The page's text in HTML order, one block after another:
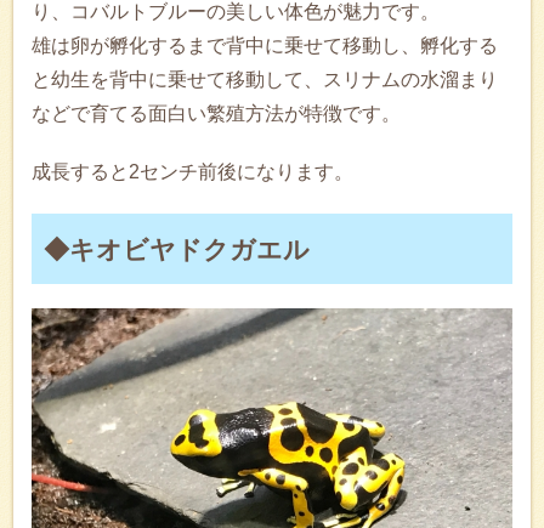
り、コバルトブルーの美しい体色が魅力です。
雄は卵が孵化するまで背中に乗せて移動し、孵化する
と幼生を背中に乗せて移動して、スリナムの水溜まり
などで育てる面白い繁殖方法が特徴です。
成長すると2センチ前後になります。
◆キオビヤドクガエル